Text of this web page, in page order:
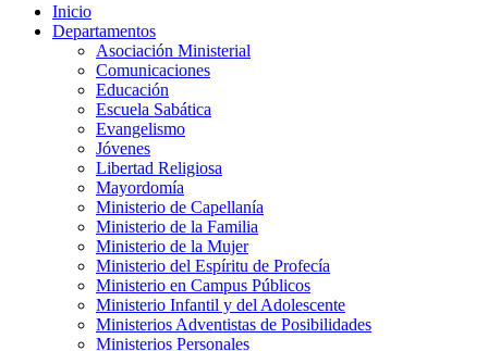
Inicio
Departamentos
Asociación Ministerial
Comunicaciones
Educación
Escuela Sabática
Evangelismo
Jóvenes
Libertad Religiosa
Mayordomía
Ministerio de Capellanía
Ministerio de la Familia
Ministerio de la Mujer
Ministerio del Espíritu de Profecía
Ministerio en Campus Públicos
Ministerio Infantil y del Adolescente
Ministerios Adventistas de Posibilidades
Ministerios Personales